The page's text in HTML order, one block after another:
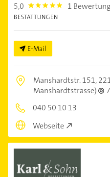
5,0 5.0 1 Bewertung
BESTATTUNGEN
E-Mail
Manshardtstr. 151,
Manshardtstrasse)
040 50 10 13
Webseite